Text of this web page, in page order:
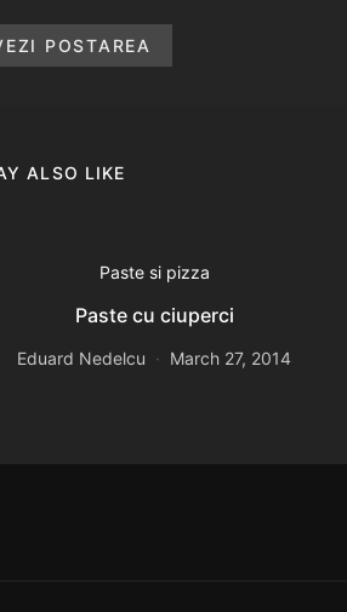
POSTAREA
ALSO LIKE
Paste si pizza
Paste cu ciuperci
Eduard Nedelcu March 27, 2014